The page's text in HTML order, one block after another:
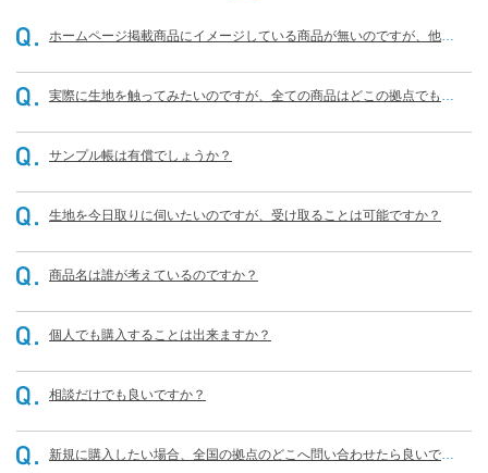
ホームページ掲載商品にイメージしている商品が無いのですが、他に
実際に生地を触ってみたいのですが、全ての商品はどこの拠点でも可
サンプル帳は有償でしょうか？
生地を今日取りに伺いたいのですが、受け取ることは可能ですか？
商品名は誰が考えているのですか？
個人でも購入することは出来ますか？
相談だけでも良いですか？
新規に購入したい場合、全国の拠点のどこへ問い合わせたら良いです